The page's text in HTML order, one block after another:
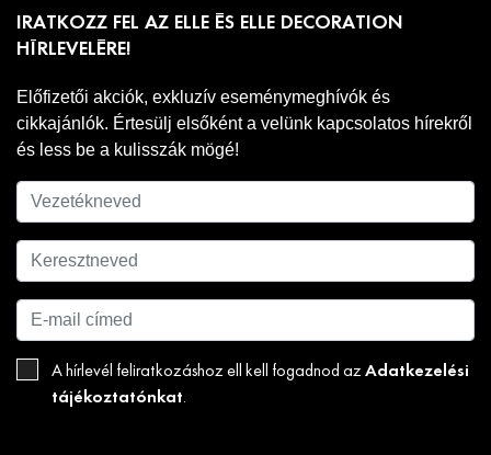
IRATKOZZ FEL AZ ELLE ÉS ELLE DECORATION
HÍRLEVELÉRE!
Előfizetői akciók, exkluzív eseménymeghívók és
cikkajánlók. Értesülj elsőként a velünk kapcsolatos hírekről
és less be a kulisszák mögé!
A hírlevél feliratkozáshoz ell kell fogadnod az Adatkezelési
tájékoztatónkat.